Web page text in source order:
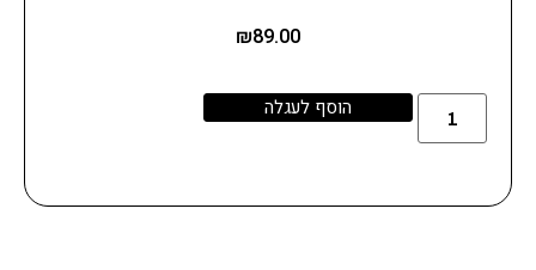
₪89.00
הוסף לעגלה